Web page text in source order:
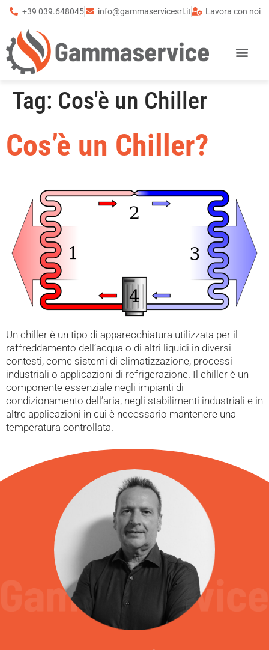
+39 039.648045 info@gammaservicesrl.it Lavora con noi
Tag: Cos'è un Chiller
Cos’è un Chiller?
Un chiller è un tipo di apparecchiatura utilizzata per il
raffreddamento dell’acqua o di altri liquidi in diversi
contesti, come sistemi di climatizzazione, processi
industriali o applicazioni di refrigerazione. Il chiller è un
componente essenziale negli impianti di
condizionamento dell’aria, negli stabilimenti industriali e in
altre applicazioni in cui è necessario mantenere una
temperatura controllata.